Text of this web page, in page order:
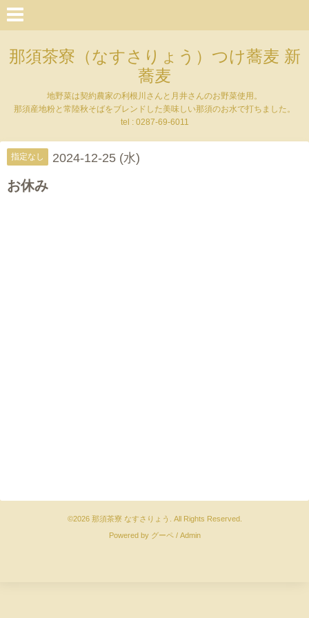
那須茶寮（なすさりょう）つけ蕎麦 新
蕎麦
地野菜は契約農家の利根川さんと月井さんのお野菜使用。
那須産地粉と常陸秋そばをブレンドした美味しい那須のお水で打ちました。
tel : 0287-69-6011
指定なし 2024-12-25 (水)
お休み
©2026 那須茶寮 なすさりょう
. All Rights Reserved.
Powered by グーペ/ Admin